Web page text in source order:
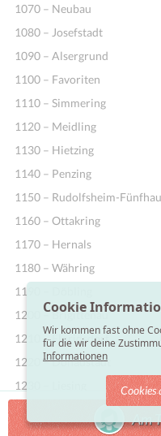
Am
1070 – Neubau
1080 – Josefstadt
1090 – Alsergrund
1100 – Favoriten
1110 – Simmering
1120 – Meidling
1130 – Hietzing
1140 – Penzing
1150 – Rudolfsheim-
1160 – Ottakring
1170 – Hernals
1180 – Währing
1190 – Döbling
1200 – Brigittenau
1210 – Floridsdorf
1220 – Donaustadt
1230 – Liesing
Cookie
Wir kommen fast ohne
für die wir deine
Informationen
Cookies